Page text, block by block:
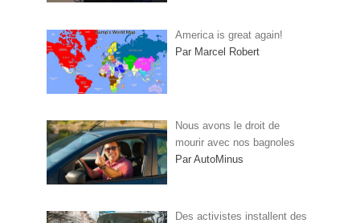
America is great again!
Par Marcel Robert
Nous avons le droit de
mourir avec nos bagnoles
Par AutoMinus
Des activistes installent des